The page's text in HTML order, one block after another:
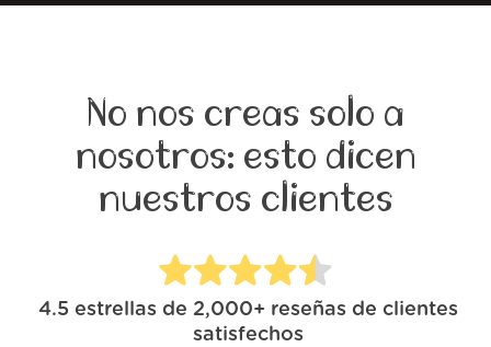
No nos creas solo a
nosotros: esto dicen
nuestros clientes
4.5 estrellas de 2,000+ reseñas de clientes
satisfechos